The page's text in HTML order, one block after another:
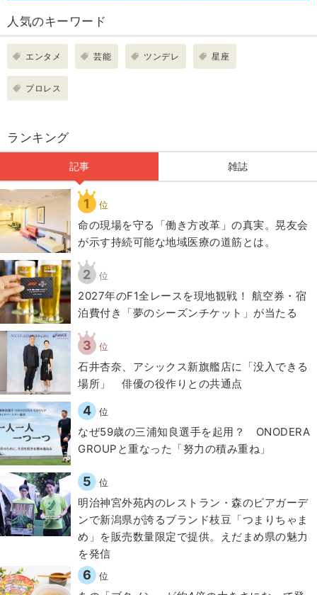
人気のキーワード
エンタメ 芸能 ツンデレ 星座
プロレス
ランキング
記事 雑誌
1 位
​命の現場を守る「働き方改革」の真実。晃友会
が示す持続可能な地域医療の道筋とは。
2 位
2027年のF1全レースを現地観戦！ 航空券・宿
泊費付き「夢のシーズンチケット」が当たる
3 位
石井杏奈、アシックス新旗艦店に「没入できる
場所」 俳優の役作りとの共通点
4 位
なぜ59歳の三浦知良選手を起用？ ONODERA
GROUPと重なった「努力の積み重ね」
5 位
明治神宮外苑内のレストラン・森のビアガーデ
ンで新潟県が誇るブランド枝豆「つまりちゃま
め」を販売数量限定で提供。えだまめ県の魅力
を発信
6 位